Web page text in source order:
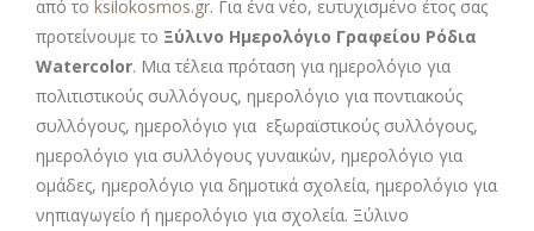
από το ksilokosmos.gr. Για ένα νέο, ευτυχισμένο έτος σας
προτείνουμε το Ξύλινο Ημερολόγιο Γραφείου Ρόδια
Watercolor. Μια τέλεια πρόταση για ημερολόγιο για
πολιτιστικούς συλλόγους, ημερολόγιο για ποντιακούς
συλλόγους, ημερολόγιο για εξωραϊστικούς συλλόγους,
ημερολόγιο για συλλόγους γυναικών, ημερολόγιο για
ομάδες, ημερολόγιο για δημοτικά σχολεία, ημερολόγιο για
νηπιαγωγείο ή ημερολόγιο για σχολεία. Ξύλινο